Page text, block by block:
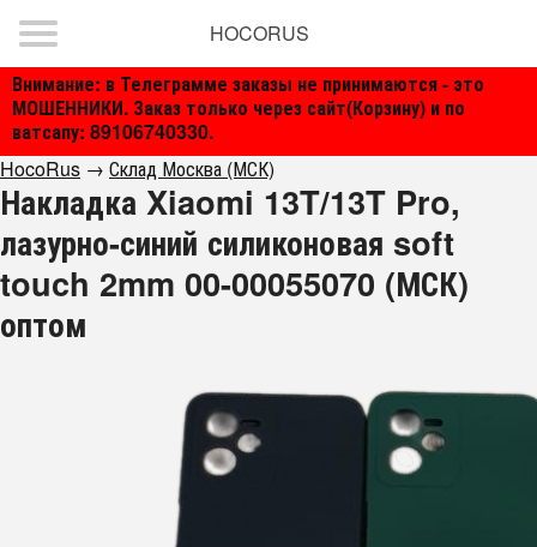
Внимание: в Телеграмме заказы не принимаются - это
МОШЕННИКИ. Заказ только через сайт(Корзину) и по
ватсапу: 89106740330.
HOCORUS
HocoRus → Склад Москва (МСК)
Накладка Xiaomi 13T/13T Pro,
лазурно-синий силиконовая soft
touch 2mm 00-00055070 (МСК)
оптом